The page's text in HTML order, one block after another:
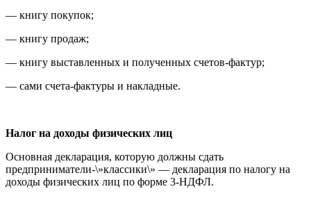
— книгу покупок;
— книгу продаж;
— книгу выставленных и полученных счетов-фактур;
— сами счета-фактуры и накладные.
Налог на доходы физических лиц
Основная декларация, которую должны сдать
предприниматели-\»классики\» — декларация по налогу на
доходы физических лиц по форме 3-НДФЛ.